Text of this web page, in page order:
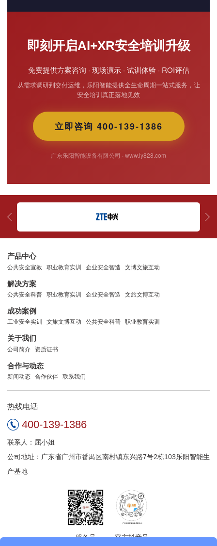
即刻开启AI+XR安全培训升级
免费提供方案咨询 · 现场演示 · 试训体验 · ROI评估
从需求调研到交付运维，乐阳智能提供全生命周期一站式服务，让
安全培训真正落地见效
立即咨询 400-139-1386
广东乐阳智能设备有限公司 · www.ly828.com
产品中心
公共安全宣教 职业教育实训 企业安全智造 文博文旅互动
解决方案
公共安全科普 职业教育实训 企业安全智造 文旅文博互动
成功案例
工业安全实训 文旅文博互动 公共安全科普 职业教育实训
关于我们
公司简介 资质证书
合作与动态
新闻动态 合作伙伴 联系我们
热线电话
400-139-1386
联系人：屈小姐
公司地址：广东省广州市番禺区南村镇东兴路7号2栋103乐阳智能生
产基地
服务号 官方抖音号